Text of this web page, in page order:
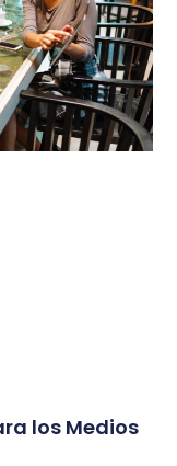
los Medios